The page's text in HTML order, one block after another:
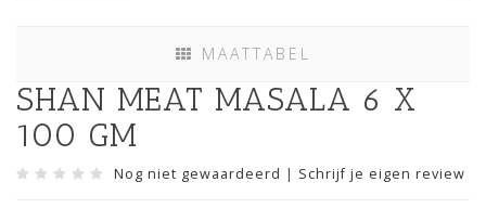
MAATTABEL
SHAN MEAT MASALA 6 X
100 GM
Nog niet gewaardeerd | Schrijf je eigen review